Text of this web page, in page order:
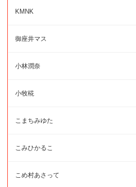
KMNK
御座井マス
小林潤奈
小牧椛
こまちみゆた
こみひかるこ
こめ村あさって